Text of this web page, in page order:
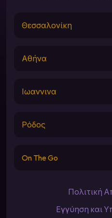
Θεσσαλονίκη
Αθήνα
Ιωαννινα
Ρόδος
On The Go
Πολιτική
Εγγύηση και